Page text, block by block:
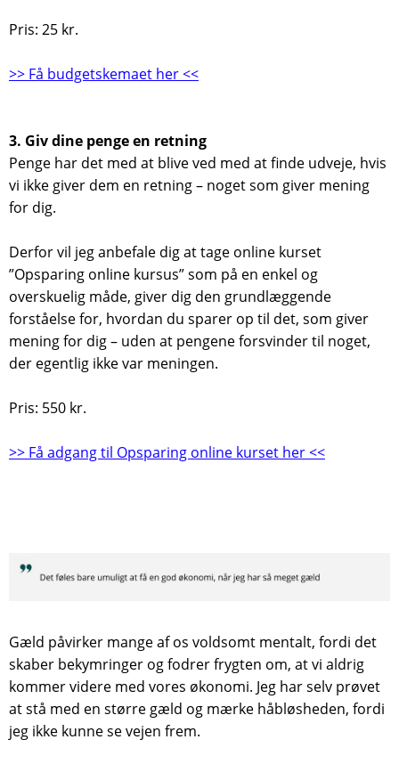
Pris: 25 kr.
>> Få budgetskemaet her <<
3. Giv dine penge en retning
Penge har det med at blive ved med at finde udveje, hvis
vi ikke giver dem en retning – noget som giver mening
for dig.
Derfor vil jeg anbefale dig at tage online kurset
”Opsparing online kursus” som på en enkel og
overskuelig måde, giver dig den grundlæggende
forståelse for, hvordan du sparer op til det, som giver
mening for dig – uden at pengene forsvinder til noget,
der egentlig ikke var meningen.
Pris: 550 kr.
>> Få adgang til Opsparing online kurset her <<
Gæld påvirker mange af os voldsomt mentalt, fordi det
skaber bekymringer og fodrer frygten om, at vi aldrig
kommer videre med vores økonomi. Jeg har selv prøvet
at stå med en større gæld og mærke håbløsheden, fordi
jeg ikke kunne se vejen frem.